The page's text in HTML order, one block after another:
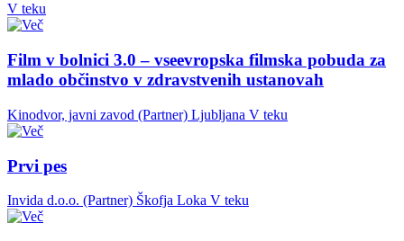
V teku
Film v bolnici 3.0 – vseevropska filmska pobuda za
mlado občinstvo v zdravstvenih ustanovah
Kinodvor, javni zavod (Partner) Ljubljana V teku
Prvi pes
Invida d.o.o. (Partner) Škofja Loka V teku